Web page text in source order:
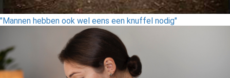
"Mannen hebben ook wel eens een knuffel nodig"